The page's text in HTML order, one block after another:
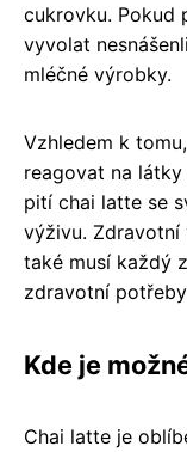
cukrovku. Pokud
vyvolat
mléčné výrobky.
Vzhledem k
reagovat na
pití chai latte se
výživu.
také musí každý
zdravotní
Kde je
Chai latte je